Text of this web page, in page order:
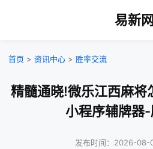
易新网
首页 > 资讯中心 > 胜率交流
精髓通晓!微乐江西麻将
小程序辅牌器
发布时间：2026-08-